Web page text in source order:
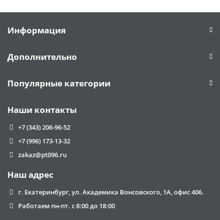
Информация
Дополнительно
Популярные категории
Наши контакты
+7 (343) 206-96-52
+7 (996) 173-13-32
zakaz@pt096.ru
Наш адрес
г. Екатеринбург, ул. Академика Вонсовского, 1А, офис 406.
Работаем пн-пт. с 8:00 до 18:00